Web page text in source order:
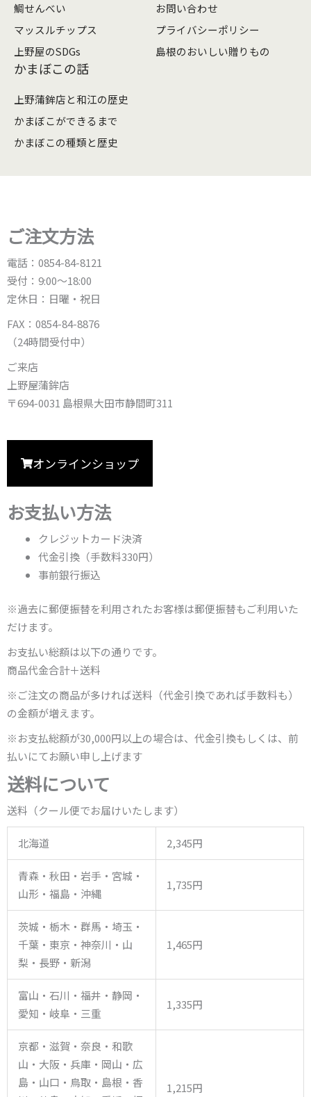
鯛せんべい
マッスルチップス
上野屋のSDGs
お問い合わせ
プライバシーポリシー
島根のおいしい贈りもの
かまぼこの話
上野蒲鉾店と和江の歴史
かまぼこができるまで
かまぼこの種類と歴史
ご注文方法
電話：0854-84-8121
受付：9:00〜18:00
定休日：日曜・祝日
FAX：0854-84-8876
（24時間受付中）
ご来店
上野屋蒲鉾店
〒694-0031 島根県大田市静間町311
オンラインショップ
お支払い方法
クレジットカード決済
代金引換（手数料330円）
事前銀行振込
※過去に郵便振替を利用されたお客様は郵便振替もご利用いた
だけます。
お支払い総額は以下の通りです。
商品代金合計＋送料
※ご注文の商品が多ければ送料（代金引換であれば手数料も）
の金額が増えます。
※お支払総額が30,000円以上の場合は、代金引換もしくは、前
払いにてお願い申し上げます
送料について
送料（クール便でお届けいたします）
北海道 2,345円
青森・秋田・岩手・宮城・
山形・福島・沖縄
1,735円
茨城・栃木・群馬・埼玉・
千葉・東京・神奈川・山
梨・長野・新潟
1,465円
富山・石川・福井・静岡・
愛知・岐阜・三重
1,335円
京都・滋賀・奈良・和歌
山・大阪・兵庫・岡山・広
島・山口・鳥取・島根・香
1,215円